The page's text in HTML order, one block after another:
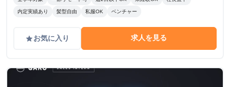
内定実績あり 髪型自由 私服OK ベンチャー
gradeお気に入り 求人を見る